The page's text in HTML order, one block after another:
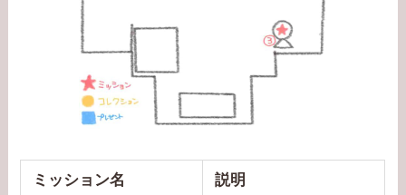
ミッション名 説明